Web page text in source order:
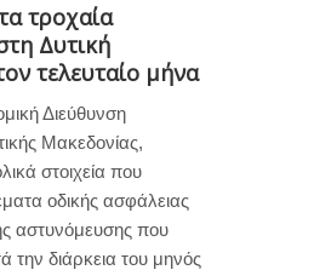
τροχαία
Δυτική
τελευταίο μήνα
Διεύθυνση
Μακεδονίας,
στοιχεία που
οδικής ασφάλειας
αστυνόμευσης που
την διάρκεια του μηνός